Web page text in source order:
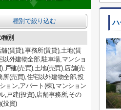
ハ
種別で絞り込む
別
(賃貸),事務所(賃貸),土地(賃
以外建物全部,駐車場,マンショ
戸建(売買),土地(売買),店舗(売
所(売買),住宅以外建物全部,投
ョン,アパート(棟),マンション
,戸建(投資),店舗事務所,その
投資)